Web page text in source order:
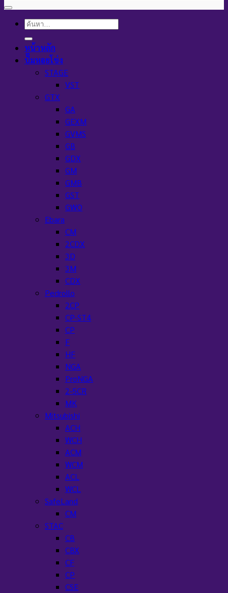
ค้นหา:
หน้าหลัก
ปั๊มหอยโข่ง
STAGE
VST
GTX
GA
GEXM
GVMS
GB
GDX
GM
GMB
GST
GWO
Ebara
CM
2CDX
3D
3M
CDX
Pedrollo
2CP
CP-ST4
CP
F
HF
NGA
ProNGA
2-5CR
MK
Mitsubishi
ACH
WCH
ACM
WCM
ACL
WCL
SafeLand
CM
STAC
CB
CBX
CF
CP
CSE